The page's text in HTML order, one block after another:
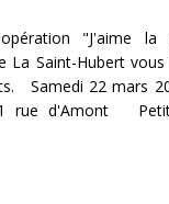
"J'aime la
La Saint-Hubert
Samedi 22 mars
rue d'Amont